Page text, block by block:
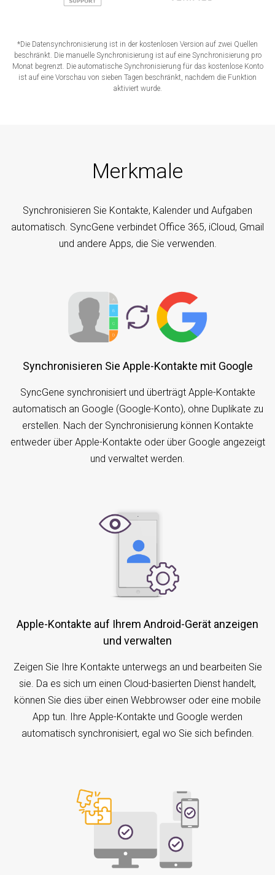
*Die Datensynchronisierung ist in der kostenlosen Version auf zwei Quellen
beschränkt. Die manuelle Synchronisierung ist auf eine Synchronisierung pro
Monat begrenzt. Die automatische Synchronisierung für das kostenlose Konto
ist auf eine Vorschau von sieben Tagen beschränkt, nachdem die Funktion
aktiviert wurde.
Merkmale
Synchronisieren Sie Kontakte, Kalender und Aufgaben
automatisch. SyncGene verbindet Office 365, iCloud, Gmail
und andere Apps, die Sie verwenden.
Synchronisieren Sie Apple-Kontakte mit Google
SyncGene synchronisiert und überträgt Apple-Kontakte
automatisch an Google (Google-Konto), ohne Duplikate zu
erstellen. Nach der Synchronisierung können Kontakte
entweder über Apple-Kontakte oder über Google angezeigt
und verwaltet werden.
Apple-Kontakte auf Ihrem Android-Gerät anzeigen
und verwalten
Zeigen Sie Ihre Kontakte unterwegs an und bearbeiten Sie
sie. Da es sich um einen Cloud-basierten Dienst handelt,
können Sie dies über einen Webbrowser oder eine mobile
App tun. Ihre Apple-Kontakte und Google werden
automatisch synchronisiert, egal wo Sie sich befinden.